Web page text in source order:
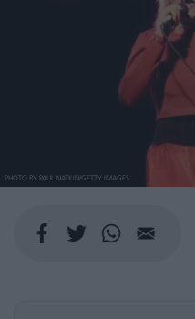
PHOTO BY PAUL NATKIN/GETTY IMAGES